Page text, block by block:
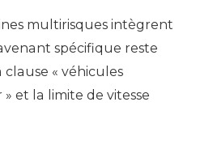
multirisques intègrent
spécifique reste
« véhicules
et la limite de vitesse